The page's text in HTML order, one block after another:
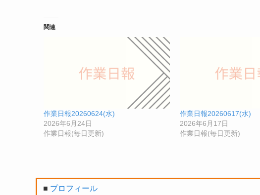
関連
作業日報20260624(水)
2026年6月24日
作業日報(毎日更新)
作業日報20260617(水)
2026年6月17日
作業日報(毎日更新)
■ プロフィール